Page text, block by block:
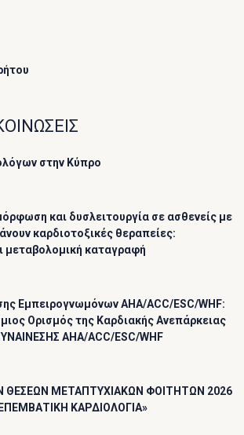
στην Κύπρο
και δυσλειτουργία σε ασθενείς με
καρδιοτοξικές θεραπείες:
μεταβολομική καταγραφή
Εμπειρογνωμόνων AHA/ACC/ESC/WHF:
Ορισμός της Καρδιακής Ανεπάρκειας
AHA/ACC/ESC/WHF
ΘΕΣΕΩΝ ΜΕΤΑΠΤΥΧΙΑΚΩΝ ΦΟΙΤΗΤΩΝ 2026
ΚΑΡΔΙΟΛΟΓΙΑ»